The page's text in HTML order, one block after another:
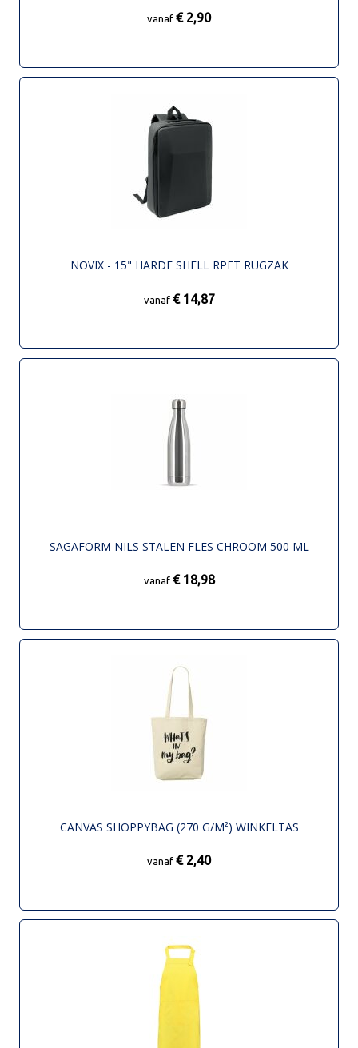
vanaf € 2,90
NOVIX - 15" HARDE SHELL RPET RUGZAK
vanaf € 14,87
SAGAFORM NILS STALEN FLES CHROOM 500 ML
vanaf € 18,98
CANVAS SHOPPYBAG (270 G/M²) WINKELTAS
vanaf € 2,40